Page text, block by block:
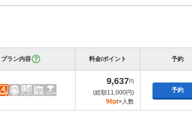
プラン内容 料金/ポイント 予約
9,637円
(総額11,000円)
96pt×人数
予約